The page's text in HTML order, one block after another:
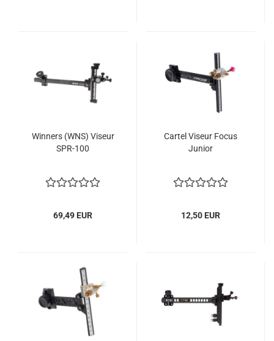
Winners (WNS) Viseur
SPR-100
69,49 EUR
Cartel Viseur Focus
Junior
12,50 EUR